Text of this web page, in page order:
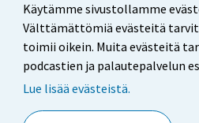
Käytämme sivustollamme
Välttämättömiä evästeitä
toimii oikein. Muita evästeitä
podcastien ja palautepalvelun
Lue lisää evästeistä.
Palaute
Käyttöehdot
Saavutettavuus